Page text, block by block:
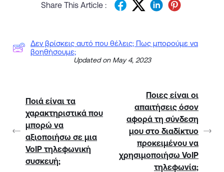
Share This Article :
Δεν βρίσκεις αυτό που θέλεις; Πως μπορούμε να
βοηθήσουμε;
Updated on May 4, 2023
Ποιά είναι τα
χαρακτηριστικά που
μπορώ να
αξιοποιήσω σε μια
VoIP τηλεφωνική
συσκευή;
Ποιες είναι οι
απαιτήσεις όσον
αφορά τη σύνδεση
μου στο διαδίκτυο
προκειμένου να
χρησιμοποιήσω VoIP
τηλεφωνία;